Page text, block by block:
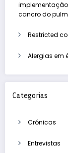
cancro do
Restricted
Alergias em
Categorias
Crónicas
Entrevistas